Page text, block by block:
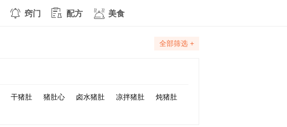
窍门 配方 美食
全部筛选 +
干猪肚 猪肚心 卤水猪肚 凉拌猪肚
炖猪肚